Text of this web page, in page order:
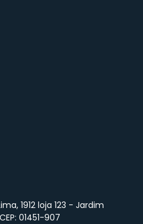
1912 loja 123 - Jardim
01451-907